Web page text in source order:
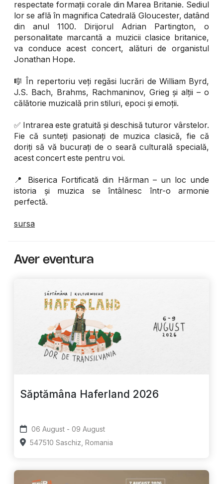
respectate formații corale din Marea Britanie. Sediul
lor se află în magnifica Catedrală Gloucester, datând
din anul 1100. Dirijorul Adrian Partington, o
personalitate marcantă a muzicii clasice britanice,
va conduce acest concert, alături de organistul
Jonathan Hope.
🎼 În repertoriu veți regăsi lucrări de William Byrd,
J.S. Bach, Brahms, Rachmaninov, Grieg și alții – o
călătorie muzicală prin stiluri, epoci și emoții.
✅ Intrarea este gratuită și deschisă tuturor vârstelor.
Fie că sunteți pasionați de muzica clasică, fie că
doriți să vă bucurați de o seară culturală specială,
acest concert este pentru voi.
📍 Biserica Fortificată din Hărman – un loc unde
istoria și muzica se întâlnesc într-o armonie
perfectă.
sursa
Aver eventura
Săptămâna Haferland 2026
06 August - 09 August
547510 Saschiz, Romania